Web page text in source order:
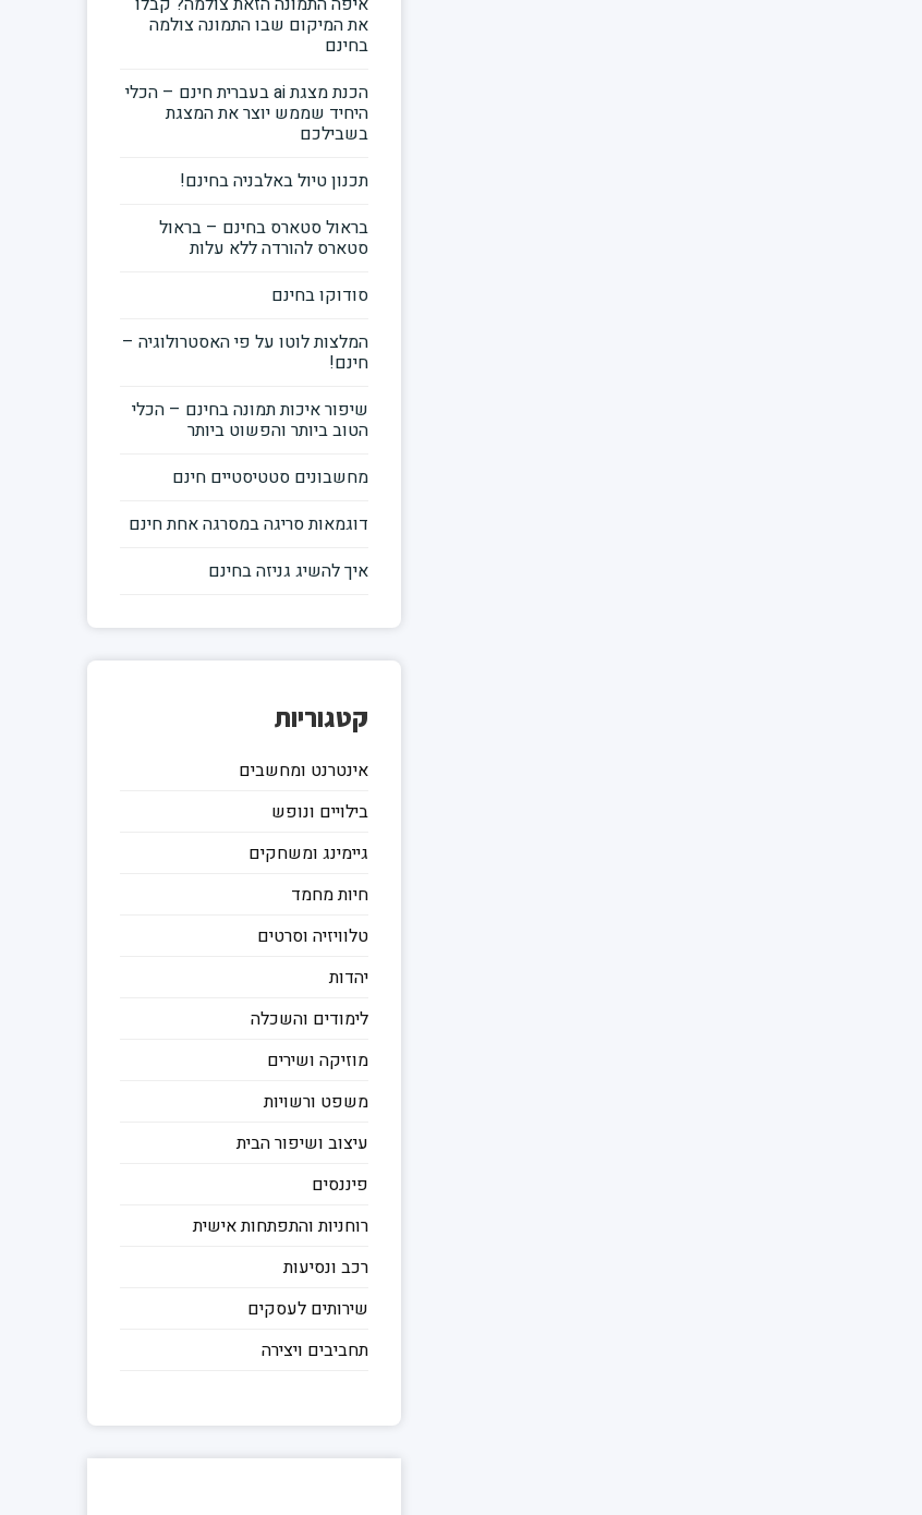
את המיקום שבו התמונה צולמה
בחינם
הכנת מצגת ai בעברית חינם – הכלי
היחיד שממש יוצר את המצגת
בשבילכם
תכנון טיול באלבניה בחינם!
בראול סטארס בחינם – בראול
סטארס להורדה ללא עלות
סודוקו בחינם
המלצות לוטו על פי האסטרולוגיה –
חינם!
שיפור איכות תמונה בחינם – הכלי
הטוב ביותר והפשוט ביותר
מחשבונים סטטיסטיים חינם
דוגמאות סריגה במסרגה אחת חינם
איך להשיג גניזה בחינם
קטגוריות
אינטרנט ומחשבים
בילויים ונופש
גיימינג ומשחקים
חיות מחמד
טלוויזיה וסרטים
יהדות
לימודים והשכלה
מוזיקה ושירים
משפט ורשויות
עיצוב ושיפור הבית
פיננסים
רוחניות והתפתחות אישית
רכב ונסיעות
שירותים לעסקים
תחביבים ויצירה